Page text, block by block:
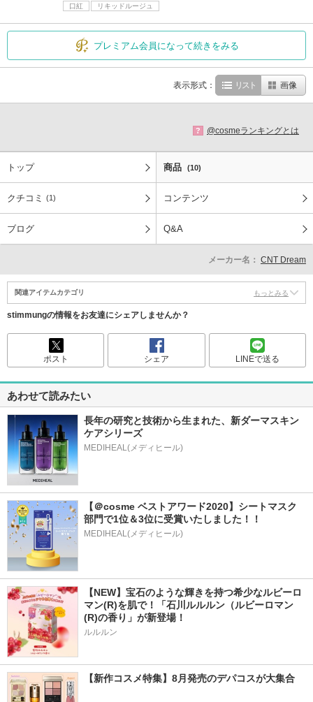
口紅
リキッドルージュ
プレミアム会員になって続きをみる
表示形式： リスト 画像
? @cosmeランキングとは
トップ 商品 (10)
クチコミ (1) コンテンツ
ブログ Q&A
メーカー名： CNT Dream
関連アイテムカテゴリ もっとみる
stimmungの情報をお友達にシェアしませんか？
ポスト シェア LINEで送る
あわせて読みたい
長年の研究と技術から生まれた、新ダーマスキン
ケアシリーズ
【＠cosme ベストアワード2020】シートマスク
部門で1位＆3位に受賞いたしました！！
MEDIHEAL(メディヒール)
【NEW】宝石のような輝きを持つ希少なルビーロ
マン(R)を肌で！「石川ルルルン（ルビーロマン
(R)の香り」が新登場！
ルルルン
【新作コスメ特集】8月発売のデパコスが大集合